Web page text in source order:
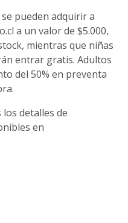
pueden adquirir a
a un valor de $5.000,
mientras que niñas
entrar gratis. Adultos
del 50% en preventa
detalles de
en